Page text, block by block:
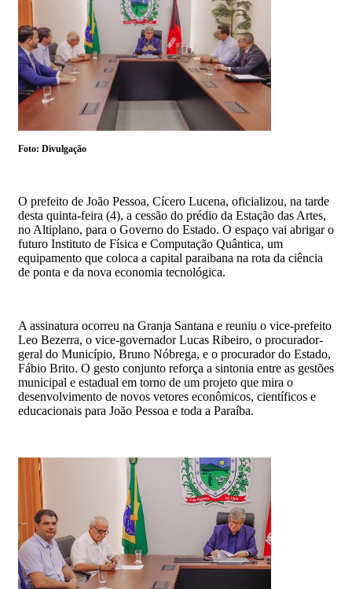
Foto: Divulgação
O prefeito de João Pessoa, Cícero Lucena, oficializou, na tarde
desta quinta-feira (4), a cessão do prédio da Estação das Artes,
no Altiplano, para o Governo do Estado. O espaço vai abrigar o
futuro Instituto de Física e Computação Quântica, um
equipamento que coloca a capital paraibana na rota da ciência
de ponta e da nova economia tecnológica.
A assinatura ocorreu na Granja Santana e reuniu o vice-prefeito
Leo Bezerra, o vice-governador Lucas Ribeiro, o procurador-
geral do Município, Bruno Nóbrega, e o procurador do Estado,
Fábio Brito. O gesto conjunto reforça a sintonia entre as gestões
municipal e estadual em torno de um projeto que mira o
desenvolvimento de novos vetores econômicos, científicos e
educacionais para João Pessoa e toda a Paraíba.